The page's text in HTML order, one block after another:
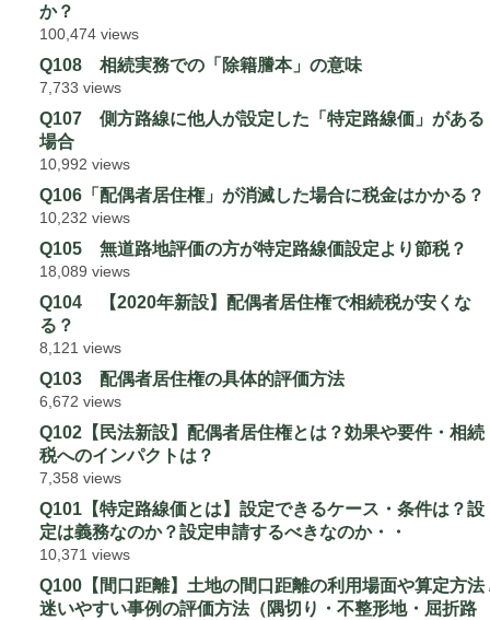
か？
100,474 views
Q108 相続実務での「除籍謄本」の意味
7,733 views
Q107 側方路線に他人が設定した「特定路線価」がある
場合
10,992 views
Q106「配偶者居住権」が消滅した場合に税金はかかる？
10,232 views
Q105 無道路地評価の方が特定路線価設定より節税？
18,089 views
Q104 【2020年新設】配偶者居住権で相続税が安くな
る？
8,121 views
Q103 配偶者居住権の具体的評価方法
6,672 views
Q102【民法新設】配偶者居住権とは？効果や要件・相続
税へのインパクトは？
7,358 views
Q101【特定路線価とは】設定できるケース・条件は？設
定は義務なのか？設定申請するべきなのか・・
10,371 views
Q100【間口距離】土地の間口距離の利用場面や算定方法
迷いやすい事例の評価方法（隅切り・不整形地・屈折路